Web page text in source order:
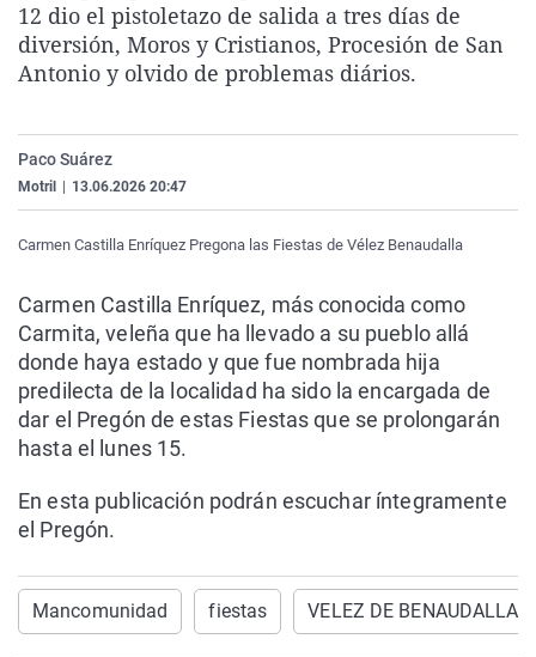
La rosa de los vientos
Gente viajera
Caso
Retornados
Extremadura
Galicia
Virales
Televisión
12 dio el pistoletazo de salida a tres días de
diversión, Moros y Cristianos, Procesión de San
Antonio y olvido de problemas diários.
Paco Suárez
Motril 13.06.2026 20:47
Carmen Castilla Enríquez Pregona las Fiestas de Vélez Benaudalla
Carmen Castilla Enríquez, más conocida como
Carmita, veleña que ha llevado a su pueblo allá
donde haya estado y que fue nombrada hija
predilecta de la localidad ha sido la encargada de
dar el Pregón de estas Fiestas que se prolongarán
hasta el lunes 15.
En esta publicación podrán escuchar íntegramente
el Pregón.
Mancomunidad fiestas VELEZ DE BENAUDALLA